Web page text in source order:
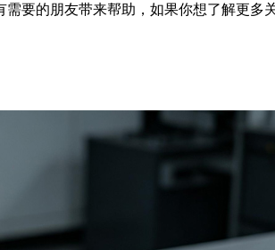
的朋友带来帮助，如果你想了解更多